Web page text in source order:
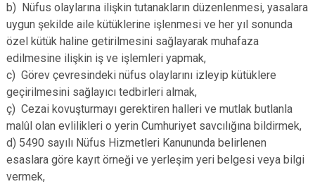
Havza
Kavak
Ladik
Canik
İlkadım
b) Nüfus olaylarına ilişkin tutanakların düzenlenmesi, yasalara
uygun şekilde aile kütüklerine işlenmesi ve her yıl sonunda
özel kütük haline getirilmesini sağlayarak muhafaza
edilmesine ilişkin iş ve işlemleri yapmak,
c) Görev çevresindeki nüfus olaylarını izleyip kütüklere
geçirilmesini sağlayıcı tedbirleri almak,
ç) Cezai kovuşturmayı gerektiren halleri ve mutlak butlanla
malûl olan evlilikleri o yerin Cumhuriyet savcılığına bildirmek,
d) 5490 sayılı Nüfus Hizmetleri Kanununda belirlenen
esaslara göre kayıt örneği ve yerleşim yeri belgesi veya bilgi
vermek,